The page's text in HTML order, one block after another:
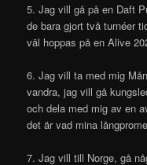
5. Jag vill gå på en Daft
de bara gjort två turnéer
väl hoppas på en Alive
6. Jag vill ta med mig
vandra, jag vill gå
och dela med mig av en
det är vad mina
7. Jag vill till Norge, gå